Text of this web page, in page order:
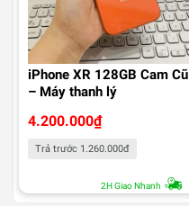
iPhone XR 128GB Cam Cũ
– Máy thanh lý
4.200.000₫
Trả trước 1.260.000đ
2H Giao Nhanh